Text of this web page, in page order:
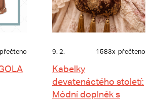
přečteno 9. 2. 1583x přečteno
Kabelky
devatenáctého století:
Módní doplněk s